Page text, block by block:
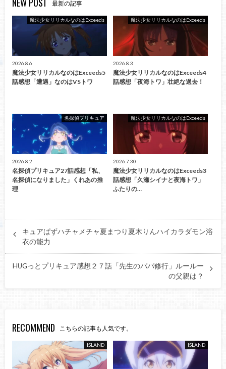
最新の記事
魔法少女リリカルなのはExceeds
2026.8.6
魔法少女リリカルなのはExceeds5
話感想「遭遇」なのはVSトワ
魔法少女リリカルなのはExceeds
2026.8.3
魔法少女リリカルなのはExceeds4
話感想「夜海トワ」壮絶な過去！
名探偵プリキュア
2026.8.2
名探偵プリキュア27話感想「私、
名探偵になりました」くれあの推
理
魔法少女リリカルなのはExceeds
2026.7.30
魔法少女リリカルなのはExceeds3
話感想「久瀬シイナと夜海トワ」
ふたりの…
キュアぱずハチャメチャ夏まつり夏木りんハイカラダモン浴
衣の能力
HUGっとプリキュア感想２７話「先生のパパ修行」ルールー
の父親は？
RECOMMEND こちらの記事も人気です。
ISLAND ISLAND